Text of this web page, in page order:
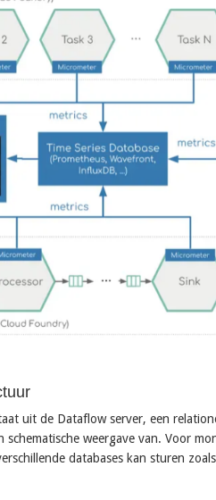
uit de Dataflow server, een
schematische weergave van. Voor
databases kan sturen